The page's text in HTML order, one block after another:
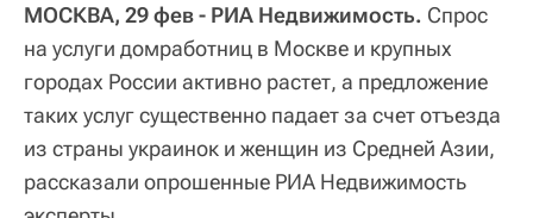
МОСКВА, 29 фев - РИА Недвижимость. Спрос
на услуги домработниц в Москве и крупных
городах России активно растет, а предложение
таких услуг существенно падает за счет отъезда
из страны украинок и женщин из Средней Азии,
рассказали опрошенные РИА Недвижимость